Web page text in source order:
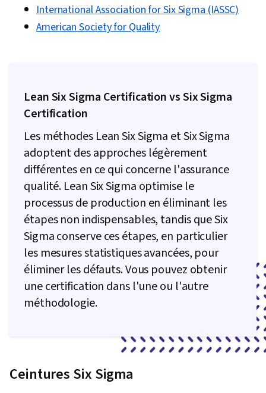
International Association for Six Sigma (IASSC)
American Society for Quality
Lean Six Sigma Certification vs Six Sigma
Certification
Les méthodes Lean Six Sigma et Six Sigma
adoptent des approches légèrement
différentes en ce qui concerne l'assurance
qualité. Lean Six Sigma optimise le
processus de production en éliminant les
étapes non indispensables, tandis que Six
Sigma conserve ces étapes, en particulier
les mesures statistiques avancées, pour
éliminer les défauts. Vous pouvez obtenir
une certification dans l'une ou l'autre
méthodologie.
Ceintures Six Sigma